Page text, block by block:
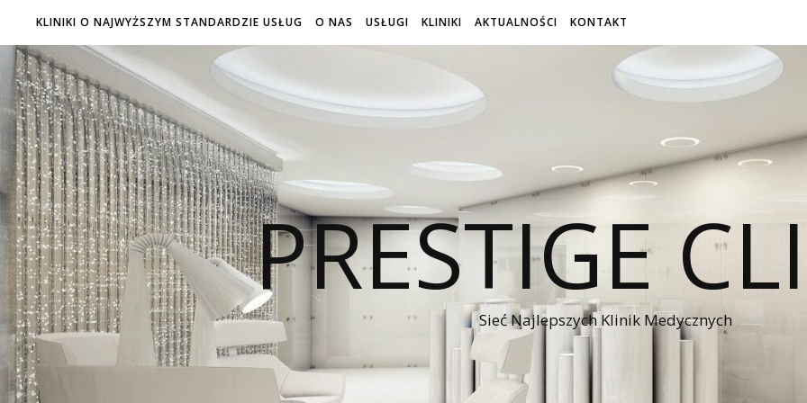
KLINIKI O NAJWYŻSZYM STANDARDZIE USŁUG O NAS USŁUGI KLINIKI AKTUALNOŚCI KONTAKT
PRESTIGE
Sieć Najlepszych Klinik Medycznych